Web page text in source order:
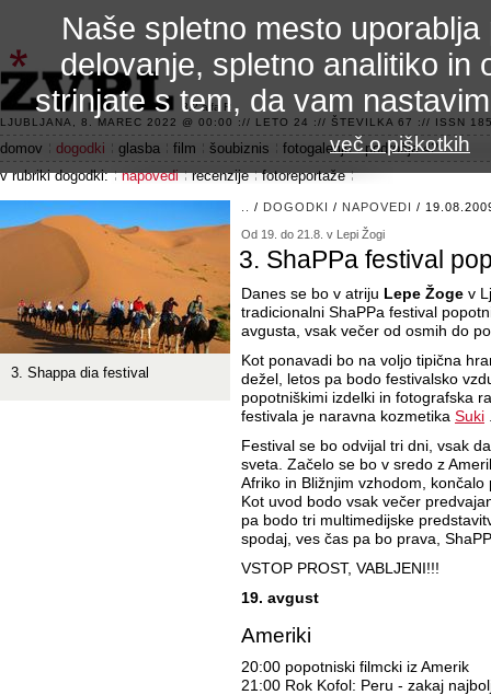
3.2 alfa R
LJUBLJANA, 8. MAREC 2022 @ 00:00 :// LETO 24 :// ŠTEVILKA 67 :// ISSN
domov dogodki glasba film šoubiznis fotogalerije
področje 42
v rubriki dogodki:
napovedi recenzije fotoreportaže
/ DOGODKI / NAPOVEDI /
Od 19. do 21.8. v Lepi Žogi
3. ShaPPa festival
Danes se bo v atriju Lepe Žoge v
tradicionalni ShaPPa festival
avgusta, vsak večer od osmih do
Kot ponavadi bo na voljo tipična
dežel, letos pa bodo festivalsko
popotniškimi izdelki in fotografska
festivala je naravna kozmetika Suki
Festival se bo odvijal tri dni, vsak
sveta. Začelo se bo v sredo z
Afriko in Bližnjim vzhodom,
Kot uvod bodo vsak večer
pa bodo tri multimedijske
spodaj, ves čas pa bo prava,
VSTOP PROST, VABLJENI!!!
19. avgust
Ameriki
20:00 popotniski filmcki iz Amerik
21:00 Rok Kofol: Peru - zakaj
3. Shappa dia festival
Naše spletno mesto
delovanje, spletno analitiko in
strinjate s tem, da vam
več o piškotkih